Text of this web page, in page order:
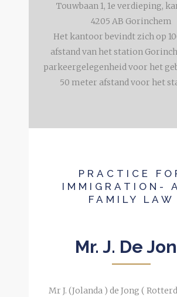
Touwbaan 1, 1e verdieping,
4205 AB Gorinchem
Het kantoor bevindt zich op
afstand van het station
parkeergelegenheid voor het
50 meter afstand voor het
PRACTICE
IMMIGRATION-
FAMILY LAW
Mr. J. De
Mr J. (Jolanda ) de Jong (